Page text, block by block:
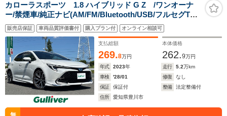
カローラスポーツ 1.8 ハイブリッド G Z /ワンオーナ
ー/禁煙車/純正ナビ(AM/FM/Bluetooth/USB/フルセグTV)/
バックカメラ/レーダークルーズコントロール/ビルトイン
ETC2.0/モデリスタエアロ/ステアリングヒーター/D+Nシ
ートヒート/プリクラッシュ
販売店保証 車両品質評価書付 購入プラン付 オンライン相談可
支払総額
269.8万円
本体価格
262.9万円
年式
2023年 走行 5.2万km
車検
'28/01 修復
なし
保証
保証付 整備
法定整備付
住所
愛知県豊川市